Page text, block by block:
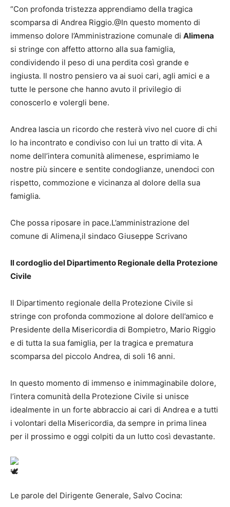
“Con profonda tristezza apprendiamo della tragica
scomparsa di Andrea Riggio.@In questo momento di
immenso dolore l’Amministrazione comunale di Alimena
si stringe con affetto attorno alla sua famiglia,
condividendo il peso di una perdita così grande e
ingiusta. Il nostro pensiero va ai suoi cari, agli amici e a
tutte le persone che hanno avuto il privilegio di
conoscerlo e volergli bene.
Andrea lascia un ricordo che resterà vivo nel cuore di chi
lo ha incontrato e condiviso con lui un tratto di vita. A
nome dell’intera comunità alimenese, esprimiamo le
nostre più sincere e sentite condoglianze, unendoci con
rispetto, commozione e vicinanza al dolore della sua
famiglia.
Che possa riposare in pace.L’amministrazione del
comune di Alimena,il sindaco Giuseppe Scrivano
Il cordoglio del Dipartimento Regionale della Protezione
Civile
Il Dipartimento regionale della Protezione Civile si
stringe con profonda commozione al dolore dell’amico e
Presidente della Misericordia di Bompietro, Mario Riggio
e di tutta la sua famiglia, per la tragica e prematura
scomparsa del piccolo Andrea, di soli 16 anni.
In questo momento di immenso e inimmaginabile dolore,
l’intera comunità della Protezione Civile si unisce
idealmente in un forte abbraccio ai cari di Andrea e a tutti
i volontari della Misericordia, da sempre in prima linea
per il prossimo e oggi colpiti da un lutto così devastante.
Le parole del Dirigente Generale, Salvo Cocina: